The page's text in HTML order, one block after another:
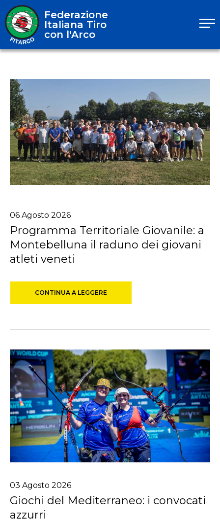
Federazione
Italiana Tiro
con l'Arco
06 Agosto 2026
Programma Territoriale Giovanile: a
Montebelluna il raduno dei giovani
atleti veneti
CONTINUA A LEGGERE
03 Agosto 2026
Giochi del Mediterraneo: i convocati
azzurri